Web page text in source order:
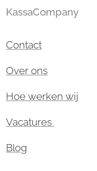
KassaCompany
Contact
Over ons
Hoe werken wij
Vacatures
Blog